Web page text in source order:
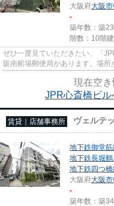
大阪府大阪
-
築年数：築
階数：10階
ぜひ一度見ていただきたい、「
阪南船場郵便局があります。場所
ポイントですね。駅が周辺に2...
現在空き
JPR心斎橋ビル
賃貸｜店舗事務所 ヴェルテ
地下鉄御堂筋
地下鉄長堀
地下鉄四つ橋
大阪府大阪
-
築年数：築